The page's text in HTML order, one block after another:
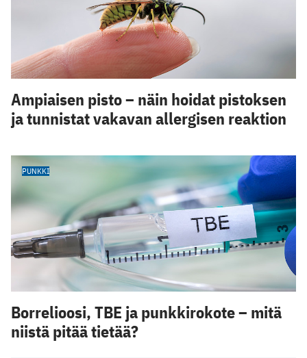
Ampiaisen pisto – näin hoidat pistoksen
ja tunnistat vakavan allergisen reaktion
PUNKKI
Borrelioosi, TBE ja punkkirokote – mitä
niistä pitää tietää?